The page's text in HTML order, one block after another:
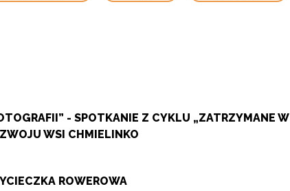
- SPOTKANIE Z CYKLU „ZATRZYMANE
WSI CHMIELINKO
ROWEROWA